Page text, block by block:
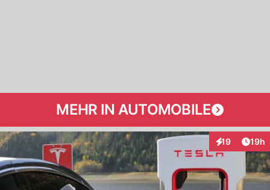
MEHR IN AUTOMOBILE
19
Interaktionen
19h